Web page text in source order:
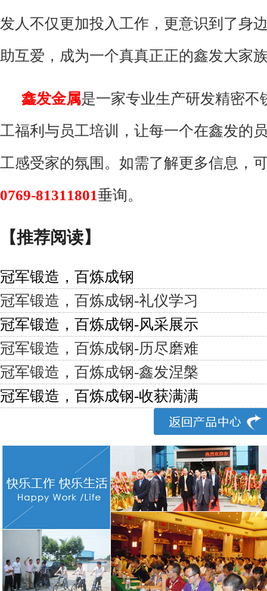
发人不仅更加投入工作，更意识到了身
助互爱，成为一个真真正正的鑫发大家
鑫发金属是一家专业生产研发精密不
工福利与员工培训，让每一个在鑫发的
工感受家的氛围。如需了解更多信息，
0769-81311801垂询。
【推荐阅读】
冠军锻造，百炼成钢
冠军锻造，百炼成钢-礼仪学习
冠军锻造，百炼成钢-风采展示
冠军锻造，百炼成钢-历尽磨难
冠军锻造，百炼成钢-鑫发涅槃
冠军锻造，百炼成钢-收获满满